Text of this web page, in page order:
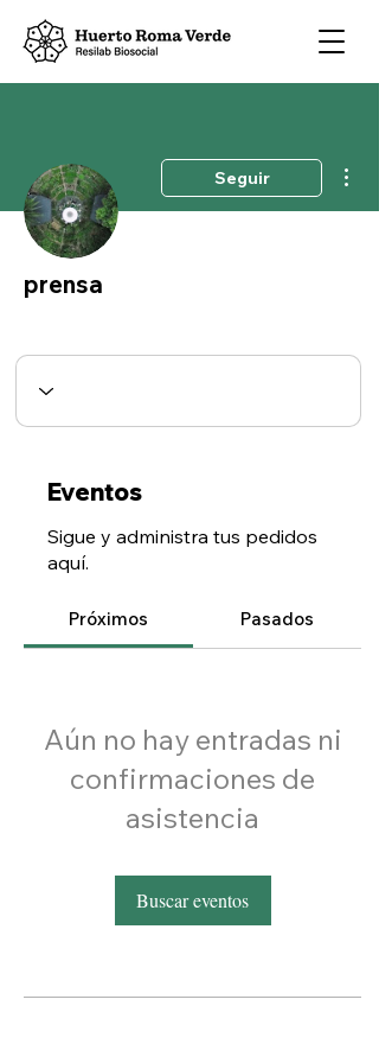
Seguir
prensa
Eventos
Sigue y administra tus pedidos
aquí.
Próximos Pasados
Aún no hay entradas ni
confirmaciones de
asistencia
Buscar eventos